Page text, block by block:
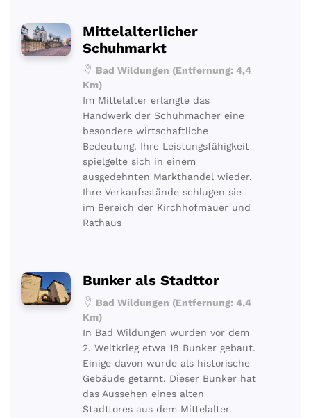
Mittelalterlicher
Schuhmarkt
Bad Wildungen (Entfernung: 4,4
Km)
Im Mittelalter erlangte das
Handwerk der Schuhmacher eine
besondere wirtschaftliche
Bedeutung. Ihre Leistungsfähigkeit
spielgelte sich in einem
ausgedehnten Markthandel wieder.
Ihre Verkaufsstände schlugen sie
im Bereich der Kirchhofmauer und
Rathaus
Bunker als Stadttor
Bad Wildungen (Entfernung: 4,4
Km)
In Bad Wildungen wurden vor dem
2. Weltkrieg etwa 18 Bunker gebaut.
Einige davon wurde als historische
Gebäude getarnt. Dieser Bunker hat
das Aussehen eines alten
Stadttores aus dem Mittelalter.